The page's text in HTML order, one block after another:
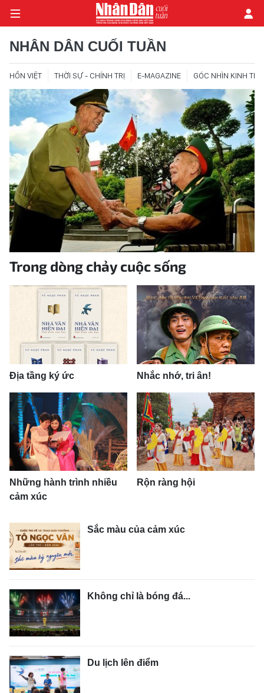
TRANG CHỦ
THỜI SỰ - CHÍNH TRỊ
E-MAGAZINE
GÓC NHÌN KINH TẾ
CHUYÊN ĐỀ
ĐỜI SỐNG XÃ HỘI
PHÓNG SỰ
SỨC SỐNG VIỆT
THỂ THAO
ĐỜI SỐNG VĂN HÓA
VĂN NGHỆ
QUỐC TẾ
NHỊP SỐNG THỜI ĐẠI
AN NINH - XÃ HỘI
NHÂN DÂN ĐIỆN TỬ
NHÂN DÂN HẰNG THÁNG
BÁO THỜI NAY
NHÂN DÂN CUỐI TUẦN
HỒN VIỆT THỜI SỰ - CHÍNH TRỊ E-MAGAZINE GÓC NHÌN KINH TẾ
Trong dòng chảy cuộc sống
Địa tầng ký ức Nhắc nhớ, tri ân!
Những hành trình nhiều
cảm xúc
Rộn ràng hội
Sắc màu của cảm xúc
Không chỉ là bóng đá...
Du lịch lên điểm